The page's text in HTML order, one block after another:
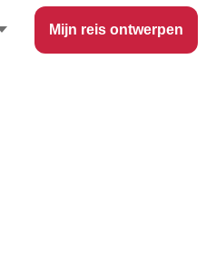
Mijn reis ontwerpen